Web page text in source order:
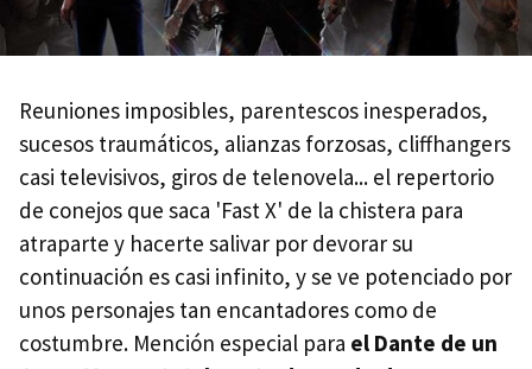
Reuniones imposibles, parentescos inesperados,
sucesos traumáticos, alianzas forzosas, cliffhangers
casi televisivos, giros de telenovela... el repertorio
de conejos que saca 'Fast X' de la chistera para
atraparte y hacerte salivar por devorar su
continuación es casi infinito, y se ve potenciado por
unos personajes tan encantadores como de
costumbre. Mención especial para el Dante de un